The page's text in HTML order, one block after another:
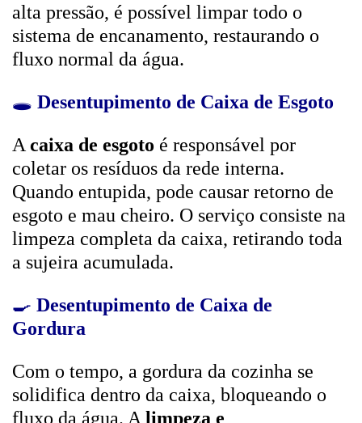
alta pressão, é possível limpar todo o
sistema de encanamento, restaurando o
fluxo normal da água.
🕳️ Desentupimento de Caixa de Esgoto
A caixa de esgoto é responsável por
coletar os resíduos da rede interna.
Quando entupida, pode causar retorno de
esgoto e mau cheiro. O serviço consiste na
limpeza completa da caixa, retirando toda
a sujeira acumulada.
🍳 Desentupimento de Caixa de
Gordura
Com o tempo, a gordura da cozinha se
solidifica dentro da caixa, bloqueando o
fluxo da água. A limpeza e